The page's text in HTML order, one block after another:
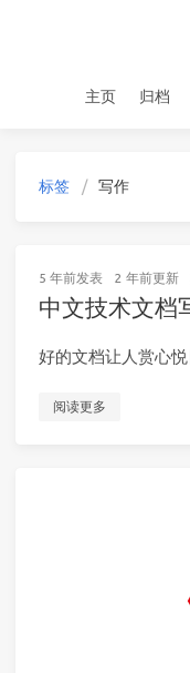
主页 归档
标签 写作
5 年前发表 2 年前更新
中文技术文档
好的文档让人赏心悦
阅读更多